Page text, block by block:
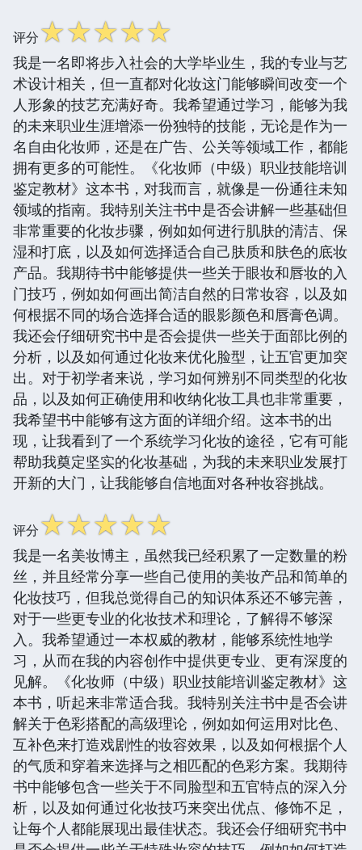
评分☆☆☆☆☆
我是一名即将步入社会的大学毕业生，我的专业与艺
术设计相关，但一直都对化妆这门能够瞬间改变一个
人形象的技艺充满好奇。我希望通过学习，能够为我
的未来职业生涯增添一份独特的技能，无论是作为一
名自由化妆师，还是在广告、公关等领域工作，都能
拥有更多的可能性。《化妆师（中级）职业技能培训
鉴定教材》这本书，对我而言，就像是一份通往未知
领域的指南。我特别关注书中是否会讲解一些基础但
非常重要的化妆步骤，例如如何进行肌肤的清洁、保
湿和打底，以及如何选择适合自己肤质和肤色的底妆
产品。我期待书中能够提供一些关于眼妆和唇妆的入
门技巧，例如如何画出简洁自然的日常妆容，以及如
何根据不同的场合选择合适的眼影颜色和唇膏色调。
我还会仔细研究书中是否会提供一些关于面部比例的
分析，以及如何通过化妆来优化脸型，让五官更加突
出。对于初学者来说，学习如何辨别不同类型的化妆
品，以及如何正确使用和收纳化妆工具也非常重要，
我希望书中能够有这方面的详细介绍。这本书的出
现，让我看到了一个系统学习化妆的途径，它有可能
帮助我奠定坚实的化妆基础，为我的未来职业发展打
开新的大门，让我能够自信地面对各种妆容挑战。
评分☆☆☆☆☆
我是一名美妆博主，虽然我已经积累了一定数量的粉
丝，并且经常分享一些自己使用的美妆产品和简单的
化妆技巧，但我总觉得自己的知识体系还不够完善，
对于一些更专业的化妆技术和理论，了解得不够深
入。我希望通过一本权威的教材，能够系统性地学
习，从而在我的内容创作中提供更专业、更有深度的
见解。《化妆师（中级）职业技能培训鉴定教材》这
本书，听起来非常适合我。我特别关注书中是否会讲
解关于色彩搭配的高级理论，例如如何运用对比色、
互补色来打造戏剧性的妆容效果，以及如何根据个人
的气质和穿着来选择与之相匹配的色彩方案。我期待
书中能够包含一些关于不同脸型和五官特点的深入分
析，以及如何通过化妆技巧来突出优点、修饰不足，
让每个人都能展现出最佳状态。我还会仔细研究书中